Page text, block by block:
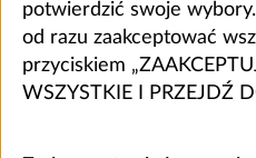
potwierdzić swoje
od razu zaakceptować
przyciskiem
WSZYSTKIE I PRZEJDŹ